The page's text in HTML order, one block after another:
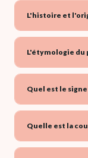
L'histoire et
L'étymologie du
Quel est le
Quelle est la